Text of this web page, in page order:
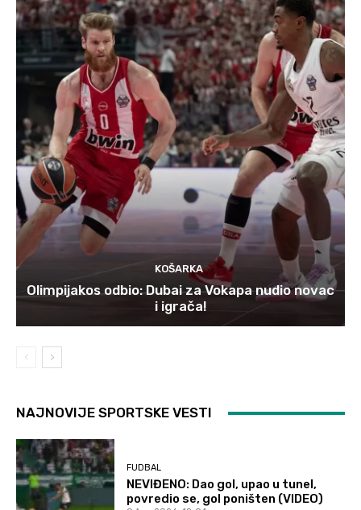
KOŠARKA
Olimpijakos odbio: Dubai za Vokapa nudio novac
i igrača!
NAJNOVIJE SPORTSKE VESTI
FUDBAL
NEVIĐENO: Dao gol, upao u tunel,
povredio se, gol poništen (VIDEO)